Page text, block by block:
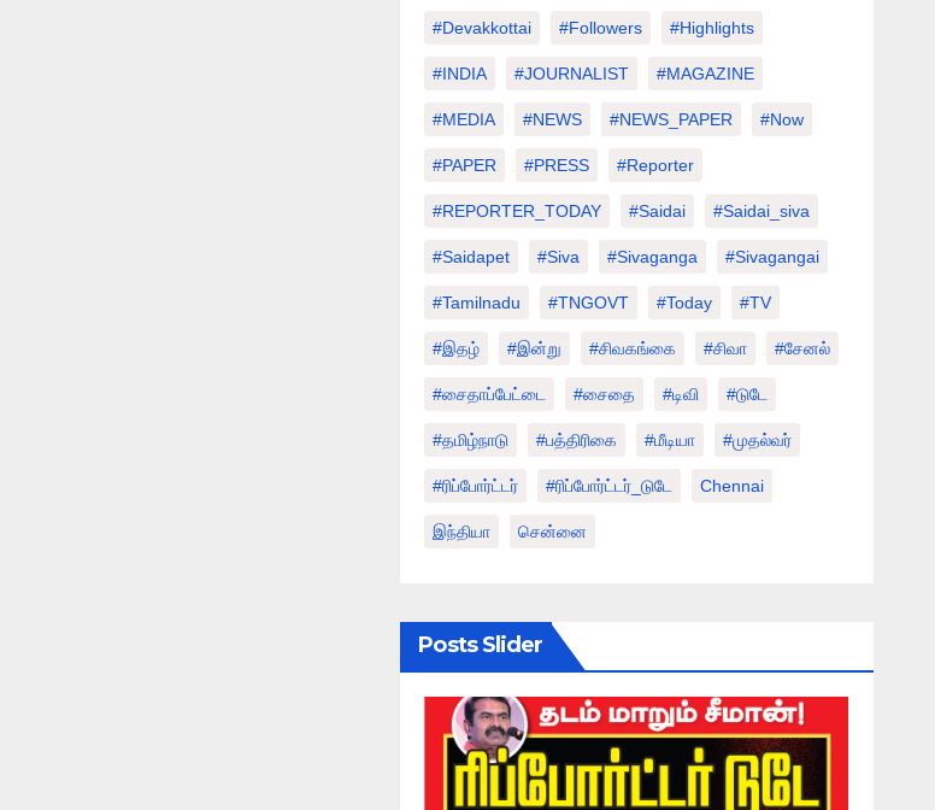
#devakkottai #followers #highlights
#INDIA #JOURNALIST #MAGAZINE
#MEDIA #NEWS #NEWS_PAPER #Now
#PAPER #PRESS #Reporter
#REPORTER_TODAY #saidai #saidai_siva
#saidapet #Siva #Sivaganga #sivagangai
#tamilnadu #TNGOVT #today #TV
#இதழ் #இன்று #சிவகங்கை #சிவா #சேனல்
#சைதாப்பேட்டை #சைதை #டிவி #டுடே
#தமிழ்நாடு #பத்திரிகை #மீடியா #முதல்வர்
#ரிப்போர்ட்டர் #ரிப்போர்ட்டர்_டுடே Chennai
இந்தியா சென்னை
Posts Slider